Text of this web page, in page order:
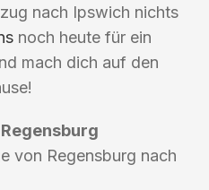
nach Ipswich nichts
noch heute für ein
mach dich auf den
von Regensburg nach